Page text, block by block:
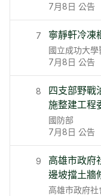
7月8日 公告
7 寧靜軒冷凍
國立成功大
7月8日 公告
8
四支部野戰
施整建工程
國防部
7月8日 公告
9
高雄市政府
邊坡擋土牆
高雄市政府社